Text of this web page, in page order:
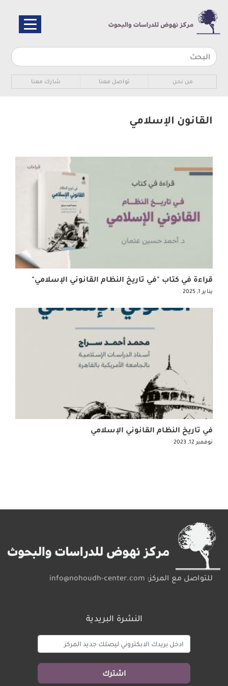
المحتوى
Sub navigation
من نحن تواصل معنا شارك معنا
القانون الإسلامي
قراءة في كتاب "في تاريخ النظام القانوني الإسلامي"
يناير 1, 2025
في تاريخ النظام القانوني الإسلامي
نوفمبر 12, 2023
للتواصل مع المركز: info@nohoudh-center.com
النشرة البريدية